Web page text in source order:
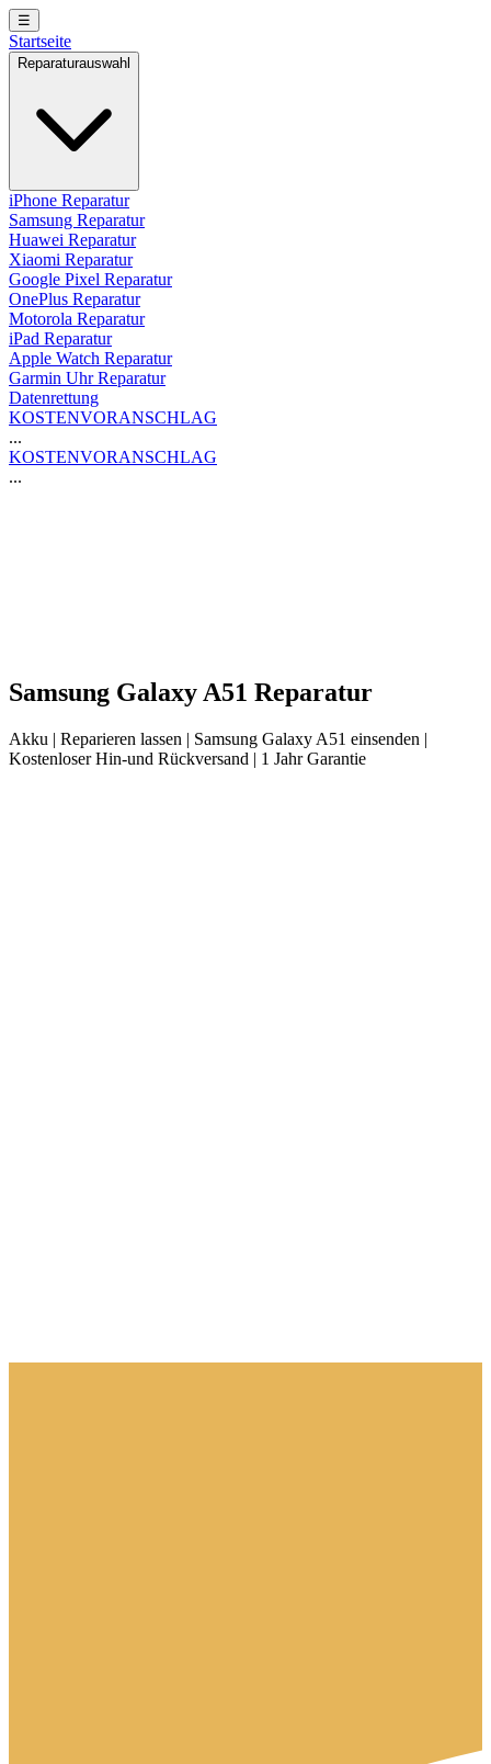
☰
Startseite
Reparaturauswahl
iPhone Reparatur
Samsung Reparatur
Huawei Reparatur
Xiaomi Reparatur
Google Pixel Reparatur
OnePlus Reparatur
Motorola Reparatur
iPad Reparatur
Apple Watch Reparatur
Garmin Uhr Reparatur
Datenrettung
KOSTENVORANSCHLAG
...
KOSTENVORANSCHLAG
...
Samsung Galaxy A51 Reparatur
Akku | Reparieren lassen | Samsung Galaxy A51 einsenden |
Kostenloser Hin-und Rückversand | 1 Jahr Garantie